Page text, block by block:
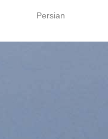
Persian